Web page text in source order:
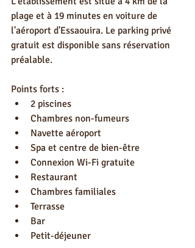
plage et à 19 minutes en voiture de
l'aéroport d'Essaouira. Le parking privé
gratuit est disponible sans réservation
préalable.
Points forts :
2 piscines
Chambres non-fumeurs
Navette aéroport
Spa et centre de bien-être
Connexion Wi-Fi gratuite
Restaurant
Chambres familiales
Terrasse
Bar
Petit-déjeuner